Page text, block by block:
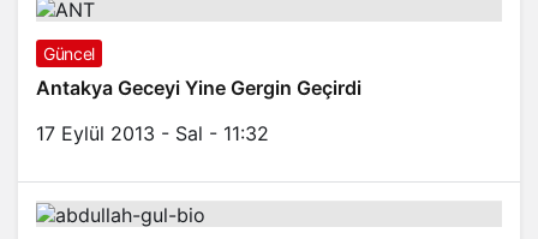
Güncel
Antakya Geceyi Yine Gergin Geçirdi
17 Eylül 2013 - Sal - 11:32